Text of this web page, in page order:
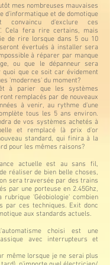
mes nombreuses mauvaises
d’informatique et de domotique
convaincu d'exclure ces
Cela fera rire certains, mais
de rire lorsque dans 5 ou 10
évertués à installer sera
à réparer par manque
ou que le dépanneur sera
quoi que ce soit car évidement
'modernes' du moment?
à parier que les systèmes
remplacés par de nouveaux
à venir, au rythme d'une
tous les 5 ans environ.
de vos systèmes achetés à
et remplacé (à prix d'or
standard, qui finira à la
pour les mêmes raisons?
actuelle est au sans fil,
réaliser de bien belle choses,
sera traversée par des trains
par une porteuse en 2.45Ghz,
rubrique 'Géobiologie' combien
par ces techniques. Exit donc
aux standards actuels.
choisi est une
avec interrupteurs et
même lorsque je ne serai plus